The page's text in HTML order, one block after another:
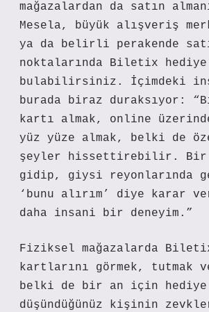
mağazalardan da satın
Mesela, büyük alışveriş
ya da belirli perakende
noktalarında Biletix
bulabilirsiniz. İçimdeki
burada biraz duraksıyor:
kartı almak, online
yüz yüze almak, belki de
şeyler hissettirebilir. Bir
gidip, giysi reyonlarında
‘bunu alırım’ diye karar
daha insani bir deneyim.”
Fiziksel mağazalarda
kartlarını görmek, tutmak
belki de bir an için hediye
düşündüğünüz kişinin